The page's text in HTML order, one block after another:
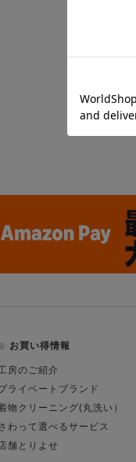
お買い得情報
房のご紹介
ライベートブランド
物クリーニング(丸洗い）
わって選べるサービス
舗とりよせ